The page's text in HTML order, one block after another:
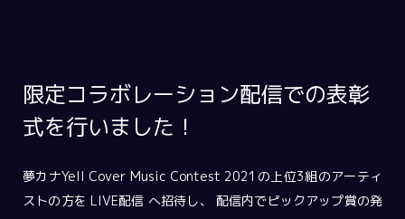
限定コラボレーション配信での表彰
式を行いました！
夢カナYell Cover Music Contest 2021の上位3組のアーティ
ストの方を LIVE配信 へ招待し、 配信内でピックアップ賞の発